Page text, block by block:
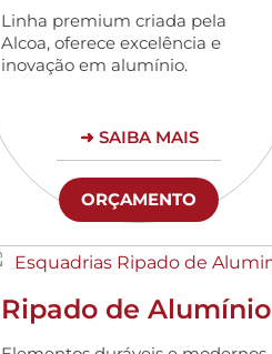
Linha premium criada pela
Alcoa, oferece excelência e
inovação em alumínio.
➜ SAIBA MAIS
ORÇAMENTO
Ripado de Alumínio